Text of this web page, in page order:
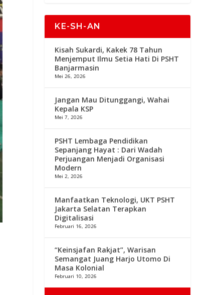
KE-SH-AN
Kisah Sukardi, Kakek 78 Tahun
Menjemput Ilmu Setia Hati Di PSHT
Banjarmasin
Mei 26, 2026
Jangan Mau Ditunggangi, Wahai
Kepala KSP
Mei 7, 2026
PSHT Lembaga Pendidikan
Sepanjang Hayat : Dari Wadah
Perjuangan Menjadi Organisasi
Modern
Mei 2, 2026
Manfaatkan Teknologi, UKT PSHT
Jakarta Selatan Terapkan
Digitalisasi
Februari 16, 2026
“Keinsjafan Rakjat”, Warisan
Semangat Juang Harjo Utomo Di
Masa Kolonial
Februari 10, 2026